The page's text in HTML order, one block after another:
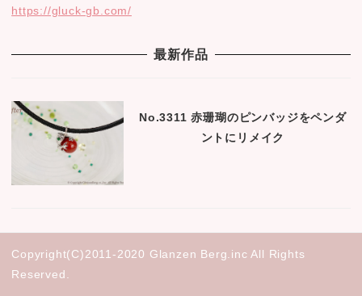
https://gluck-gb.com/
最新作品
No.3311 赤珊瑚のピンバッジをペンダ
ントにリメイク
Copyright(C)2011-2020 Glanzen Berg.inc All Rights
Reserved.